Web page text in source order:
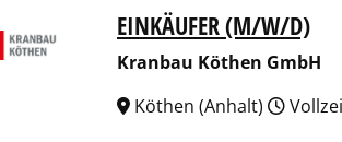
Köthen GmbHEINKÄUFER (M/W/D)
Kranbau Köthen GmbH
Köthen (Anhalt)